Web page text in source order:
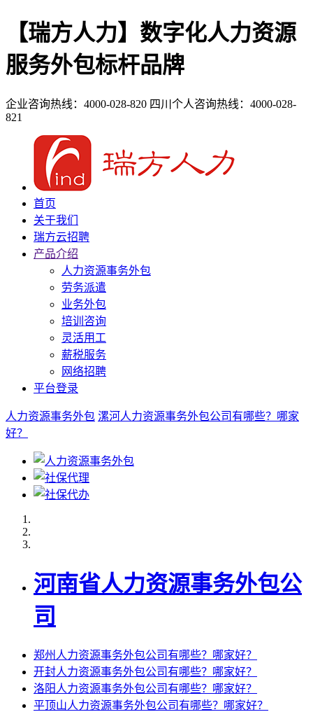
【瑞方人力】数字化人力资源
服务外包标杆品牌
企业咨询热线：4000-028-820 四川个人咨询热线：4000-028-
821
首页
关于我们
瑞方云招聘
产品介绍
人力资源事务外包
劳务派遣
业务外包
培训咨询
灵活用工
薪税服务
网络招聘
平台登录
人力资源事务外包 漯河人力资源事务外包公司有哪些？哪家
好？
河南省人力资源事务外包公
司
郑州人力资源事务外包公司有哪些？哪家好？
开封人力资源事务外包公司有哪些？哪家好？
洛阳人力资源事务外包公司有哪些？哪家好？
平顶山人力资源事务外包公司有哪些？哪家好？